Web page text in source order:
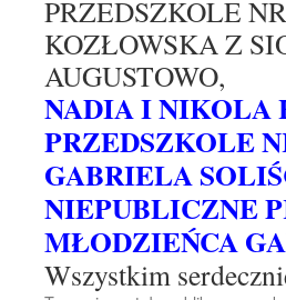
PRZEDSZKOLE
KOZŁOWSKA Z
AUGUSTOWO,
NADIA I NIKOLA
PRZEDSZKOLE
GABRIELA
NIEPUBLICZNE
MŁODZIEŃCA
Wszystkim